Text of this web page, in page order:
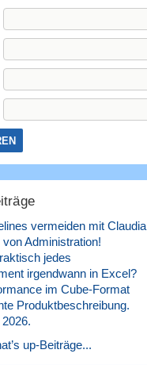
vermeiden mit Claudia
Administration!
jedes
irgendwann in Excel?
im Cube-Format
Produktbeschreibung.
up-Beiträge...